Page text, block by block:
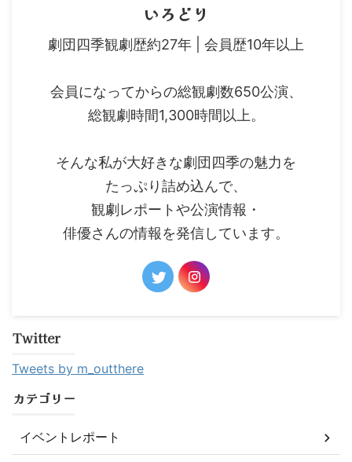
いろどり
劇団四季観劇歴約27年 | 会員歴10年以上
会員になってからの総観劇数650公演、
総観劇時間1,300時間以上。
そんな私が大好きな劇団四季の魅力を
たっぷり詰め込んで、
観劇レポートや公演情報・
俳優さんの情報を発信しています。
Twitter
Tweets by m_outthere
カテゴリー
イベントレポート